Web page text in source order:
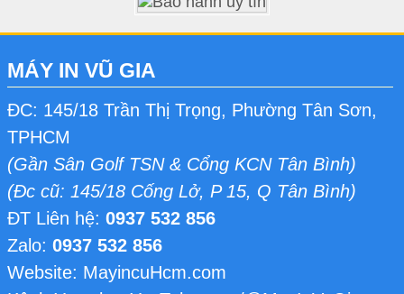
MÁY IN VŨ GIA
ĐC: 145/18 Trần Thị Trọng, Phường Tân Sơn,
TPHCM
(Gần Sân Golf TSN & Cổng KCN Tân Bình)
(Đc cũ: 145/18 Cống Lở, P 15, Q Tân Bình)
ĐT Liên hệ: 0937 532 856
Zalo: 0937 532 856
Website: MayincuHcm.com